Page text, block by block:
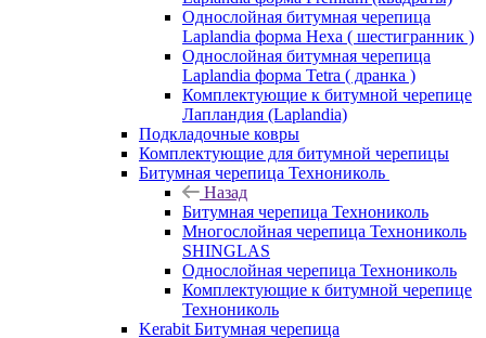
Однослойная битумная черепица
Laplandia форма Hexa ( шестигранник )
Однослойная битумная черепица
Laplandia форма Tetra ( дранка )
Комплектующие к битумной черепице
Лапландия (Laplandia)
Подкладочные ковры
Комплектующие для битумной черепицы
Битумная черепица Технониколь
Назад
Битумная черепица Технониколь
Многослойная черепица Технониколь
SHINGLAS
Однослойная черепица Технониколь
Комплектующие к битумной черепице
Технониколь
Kerabit Битумная черепица